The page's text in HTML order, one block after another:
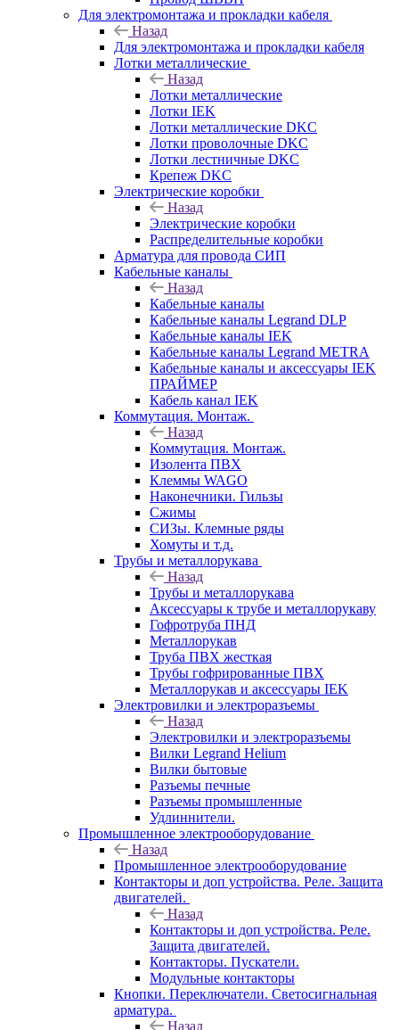
Для электромонтажа и прокладки кабеля
Назад
Для электромонтажа и прокладки кабеля
Лотки металлические
Назад
Лотки металлические
Лотки IEK
Лотки металлические DKC
Лотки проволочные DKC
Лотки лестничные DKC
Крепеж DKC
Электрические коробки
Назад
Электрические коробки
Распределительные коробки
Арматура для провода СИП
Кабельные каналы
Назад
Кабельные каналы
Кабельные каналы Legrand DLP
Кабельные каналы IEK
Кабельные каналы Legrand METRA
Кабельные каналы и аксессуары IEK
ПРАЙМЕР
Кабель канал IEK
Коммутация. Монтаж.
Назад
Коммутация. Монтаж.
Изолента ПВХ
Клеммы WAGO
Наконечники. Гильзы
Сжимы
СИЗы. Клемные ряды
Хомуты и т.д.
Трубы и металлорукава
Назад
Трубы и металлорукава
Аксессуары к трубе и металлорукаву
Гофротруба ПНД
Металлорукав
Труба ПВХ жесткая
Трубы гофрированные ПВХ
Металлорукав и аксессуары IEK
Электровилки и электроразъемы
Назад
Электровилки и электроразъемы
Вилки Legrand Helium
Вилки бытовые
Разъемы печные
Разъемы промышленные
Удлиннители.
Промышленное электрооборудование
Назад
Промышленное электрооборудование
Контакторы и доп устройства. Реле. Защита
двигателей.
Назад
Контакторы и доп устройства. Реле.
Защита двигателей.
Контакторы. Пускатели.
Модульные контакторы
Кнопки. Переключатели. Светосигнальная
арматура.
Назад